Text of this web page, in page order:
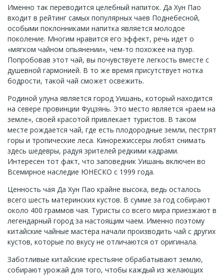
Именно так переводится целебный напиток. Да Хун Пао
входит в рейтинг самых популярных чаев Поднебесной,
особыми поклонниками напитка является молодое
поколение. Многим нравится его эффект, речь идет о
«мягком чайном опьянении», чем-то похожее на пуэр.
Попробовав этот чай, вы почувствуете легкость вместе с
душевной гармонией. В то же время присутствует нотка
бодрости, такой чай сможет освежить.
Родиной улуна является город Уишань, который находится
на севере провинции Фуцзянь. Это место является «раем на
земле», своей красотой привлекает туристов. В таком
месте рождается чай, где есть плодородные земли, пестрят
горы и тропические леса. Кинорежиссеры любят снимать
здесь шедевры, радуя зрителей редкими кадрами.
Интересен тот факт, что заповедник Уишань включен во
Всемирное наследие ЮНЕСКО с 1999 года.
Ценность чая Да Хун Пао крайне высока, ведь осталось
всего шесть материнских кустов. В сумме за год собирают
около 400 граммов чая. Туристы со всего мира приезжают в
легендарный город за настоящим чаем. Именно поэтому
китайские чайные мастера начали производить чай с других
кустов, которые по вкусу не отличаются от оригинала.
Заботливые китайские крестьяне обрабатывают землю,
собирают урожай для того, чтобы каждый из желающих